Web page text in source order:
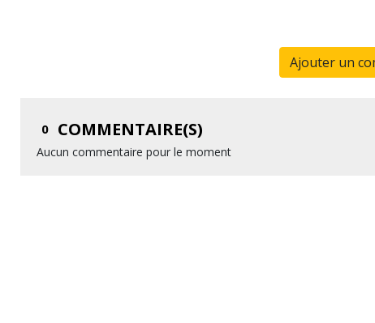
Ajouter un
0 COMMENTAIRE(S)
Aucun commentaire pour le moment